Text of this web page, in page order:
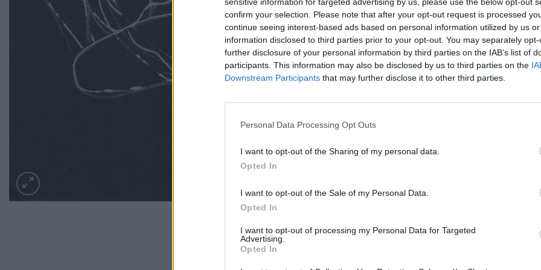
confirm your selection. Please note that after your opt-out request is processed
continue seeing interest-based ads based on personal information utilized by us
information disclosed to third parties prior to your opt-out. You may separately
further disclosure of your personal information by third parties on the IAB’s list of
participants. This information may also be disclosed by us to third parties on the
Downstream Participants that may further disclose it to other third parties.
Personal Data Processing Opt Outs
I want to opt-out of the Sharing of my personal data.
Opted In
I want to opt-out of the Sale of my Personal Data.
Opted In
I want to opt-out of processing my Personal Data for Targeted
Advertising.
Opted In
Cím: Dudás Attila
Műgyűjtők Háza kft.
Budapest
1023.Bp. Zsigmond tér 11.
Telefon: 18008123
Bemutatkozás: 2013 nyarán nyitottuk meg
optimális áron, gyorsan találjanak vevőt
gyűjteményüket változatos kínálatunkból.
árverést! Kedd-től péntek-ig 11.00-este 18.00